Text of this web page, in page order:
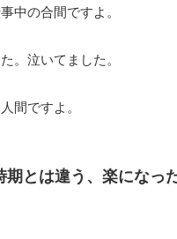
中の合間ですよ。
。泣いてました。
間ですよ。
期とは違う、楽になっ